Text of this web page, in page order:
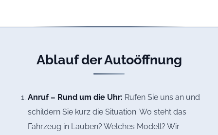
Ablauf der Autoöffnung
Anruf – Rund um die Uhr: Rufen Sie uns an und
schildern Sie kurz die Situation. Wo steht das
Fahrzeug in Lauben? Welches Modell? Wir